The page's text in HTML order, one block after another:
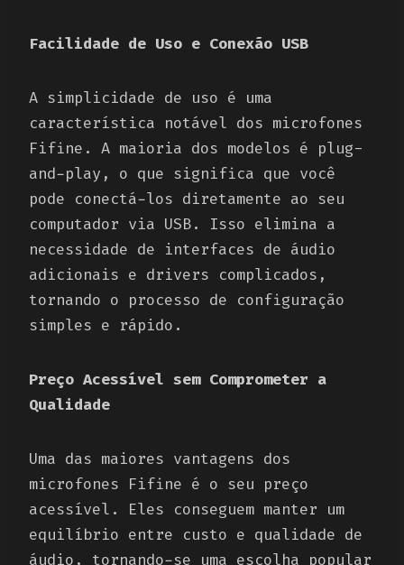
Facilidade de Uso e Conexão USB
A simplicidade de uso é uma
característica notável dos microfones
Fifine. A maioria dos modelos é plug-
and-play, o que significa que você
pode conectá-los diretamente ao seu
computador via USB. Isso elimina a
necessidade de interfaces de áudio
adicionais e drivers complicados,
tornando o processo de configuração
simples e rápido.
Preço Acessível sem Comprometer a
Qualidade
Uma das maiores vantagens dos
microfones Fifine é o seu preço
acessível. Eles conseguem manter um
equilíbrio entre custo e qualidade de
áudio, tornando-se uma escolha popular